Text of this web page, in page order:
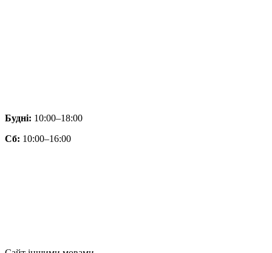
Будні: 10:00–18:00
Сб: 10:00–16:00